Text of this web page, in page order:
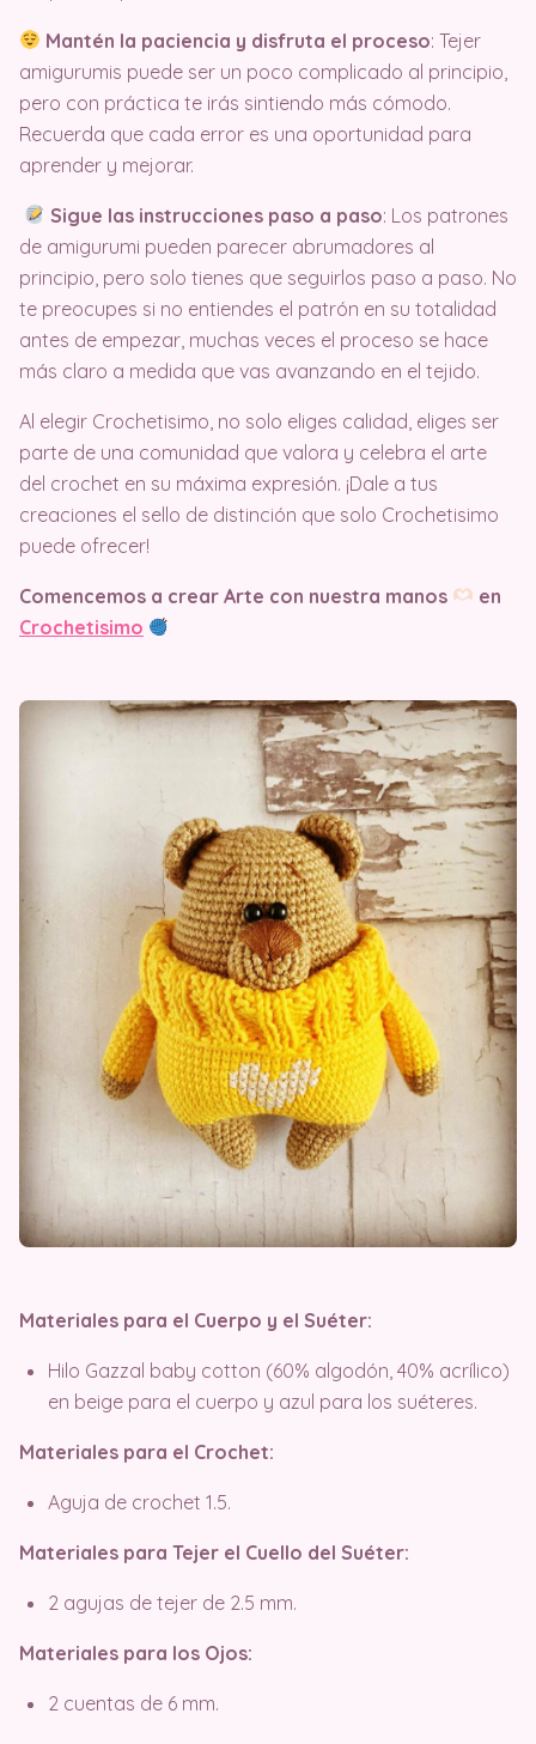
Mantén la paciencia y disfruta el proceso: Tejer
amigurumis puede ser un poco complicado al principio,
pero con práctica te irás sintiendo más cómodo.
Recuerda que cada error es una oportunidad para
aprender y mejorar.
Sigue las instrucciones paso a paso: Los patrones
de amigurumi pueden parecer abrumadores al
principio, pero solo tienes que seguirlos paso a paso. No
te preocupes si no entiendes el patrón en su totalidad
antes de empezar, muchas veces el proceso se hace
más claro a medida que vas avanzando en el tejido.
Al elegir Crochetisimo, no solo eliges calidad, eliges ser
parte de una comunidad que valora y celebra el arte
del crochet en su máxima expresión. ¡Dale a tus
creaciones el sello de distinción que solo Crochetisimo
puede ofrecer!
Comencemos a crear Arte con nuestra manos
en
Crochetisimo
Materiales para el Cuerpo y el Suéter:
Hilo Gazzal baby cotton (60% algodón, 40% acrílico)
en beige para el cuerpo y azul para los suéteres.
Materiales para el Crochet:
Aguja de crochet 1.5.
Materiales para Tejer el Cuello del Suéter:
2 agujas de tejer de 2.5 mm.
Materiales para los Ojos:
2 cuentas de 6 mm.